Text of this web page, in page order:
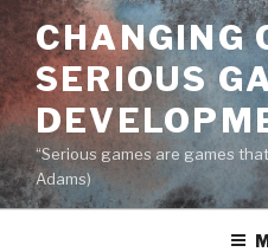
Naar
de
inhoud
springen
CHANGING
SERIOUS
“Serious games are games
Adams)